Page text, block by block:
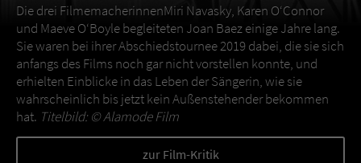
Die drei FilmemacherinnenMiri Navasky, Karen O‘Connor
und Maeve O‘Boyle begleiteten Joan Baez einige Jahre lang.
Sie waren bei ihrer Abschiedstournee 2019 dabei, die sie sich
anfangs des Films noch gar nicht vorstellen konnte, und
erhielten Einblicke in das Leben der Sängerin, wie sie
wahrscheinlich bis jetzt kein Außenstehender bekommen
hat. Titelbild: ©Alamode Film
zur Film-Kritik